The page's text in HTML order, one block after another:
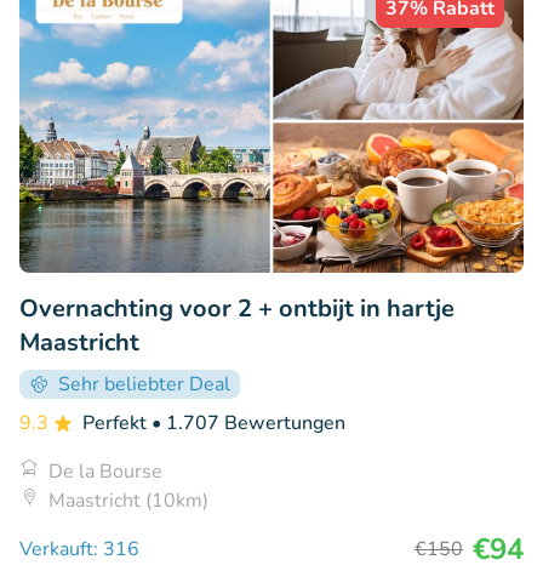
37% Rabatt
Overnachting voor 2 + ontbijt in hartje
Maastricht
Sehr beliebter Deal
9.3
Perfekt • 1.707 Bewertungen
De la Bourse
Maastricht (10km)
Verkauft: 316
€150 €94